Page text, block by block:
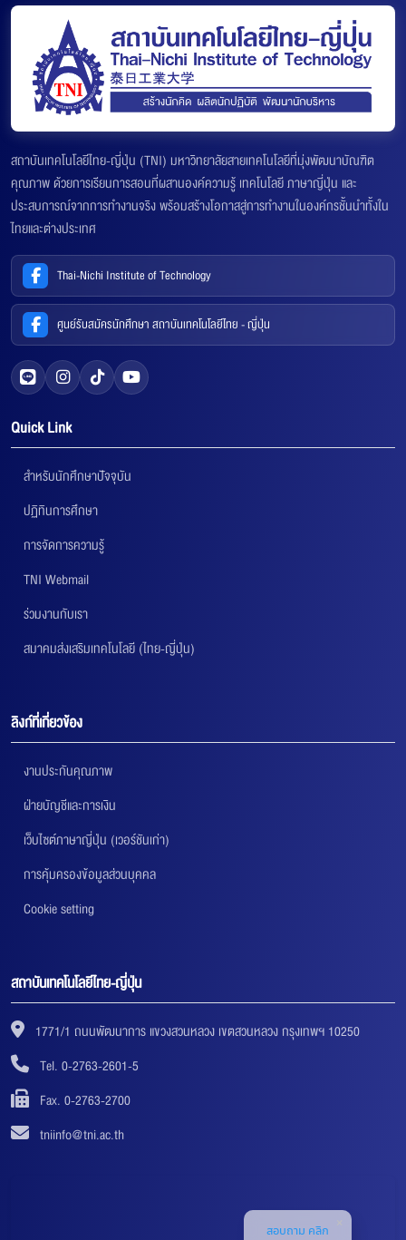
สถาบันเทคโนโลยีไทย-ญี่ปุ่น (TNI) มหาวิทยาลัยสายเทคโนโลยีที่มุ่งพัฒนาบัณฑิต
คุณภาพ ด้วยการเรียนการสอนที่ผสานองค์ความรู้ เทคโนโลยี ภาษาญี่ปุ่น และ
ประสบการณ์จากการทำงานจริง พร้อมสร้างโอกาสสู่การทำงานในองค์กรชั้นนำทั้งใน
ไทยและต่างประเทศ
Thai-Nichi Institute of Technology
ศูนย์รับสมัครนักศึกษา สถาบันเทคโนโลยีไทย - ญี่ปุ่น
Quick Link
สำหรับนักศึกษาปัจจุบัน
ปฏิทินการศึกษา
การจัดการความรู้
TNI Webmail
ร่วมงานกับเรา
สมาคมส่งเสริมเทคโนโลยี (ไทย-ญี่ปุ่น)
ลิงก์ที่เกี่ยวข้อง
งานประกันคุณภาพ
ฝ่ายบัญชีและการเงิน
เว็บไซต์ภาษาญี่ปุ่น (เวอร์ชันเก่า)
การคุ้มครองข้อมูลส่วนบุคคล
Cookie setting
สถาบันเทคโนโลยีไทย-ญี่ปุ่น
1771/1 ถนนพัฒนาการ แขวงสวนหลวง เขตสวนหลวง กรุงเทพฯ 10250
Tel. 0-2763-2601-5
Fax. 0-2763-2700
tniinfo@tni.ac.th
สอบถาม คลิก